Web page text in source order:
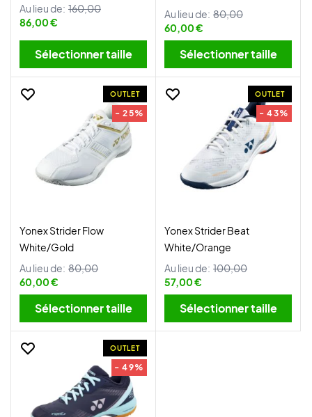
Au lieu de: 160,00
86,00 €
Sélectionner taille
Au lieu de: 80,00
60,00 €
Sélectionner taille
OUTLET
- 25%
Yonex Strider Flow
White/Gold
Au lieu de: 80,00
60,00 €
Sélectionner taille
OUTLET
- 43%
Yonex Strider Beat
White/Orange
Au lieu de: 100,00
57,00 €
Sélectionner taille
OUTLET
- 49%